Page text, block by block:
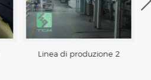
Linea di produzione 2